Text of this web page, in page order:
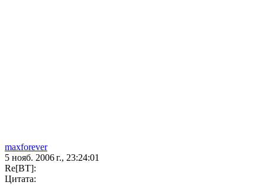
maxforever
5 нояб. 2006 г., 23:24:01
Re[BT]:
Цитата: